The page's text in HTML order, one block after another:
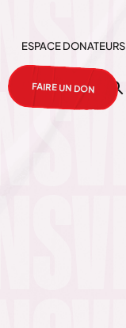
ESPACE DONATEURS
FAIRE UN DON